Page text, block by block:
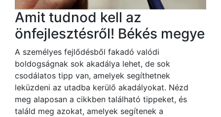
Amit tudnod kell az
önfejlesztésről! Békés megye
A személyes fejlődésből fakadó valódi
boldogságnak sok akadálya lehet, de sok
csodálatos tipp van, amelyek segíthetnek
leküzdeni az utadba kerülő akadályokat. Nézd
meg alaposan a cikkben található tippeket, és
találd meg azokat, amelyek segítenek a